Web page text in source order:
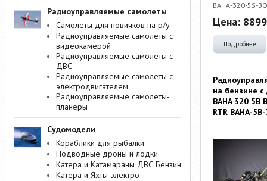
Радиоуправляемые самолеты
Самолеты для новичков на р/у
Радиоуправляемые самолеты с
видеокамерой
Радиоуправляемые самолеты с
ДВС
Радиоуправляемые самолеты с
электродвигателем
Радиоуправляемые самолеты-
планеры
Судомодели
Кораблики для рыбалки
Подводные дроны и лодки
Катера и Катамараны ДВС Бензин
Катера и Яхты электро
BAHA-320-5S-
Цена:
Подробнее
на бензине с
BAHA 320 5B
RTR BAHA-